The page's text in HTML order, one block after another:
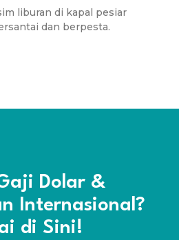
liburan di kapal pesiar
dan berpesta.
Dolar &
Internasional?
di Sini!